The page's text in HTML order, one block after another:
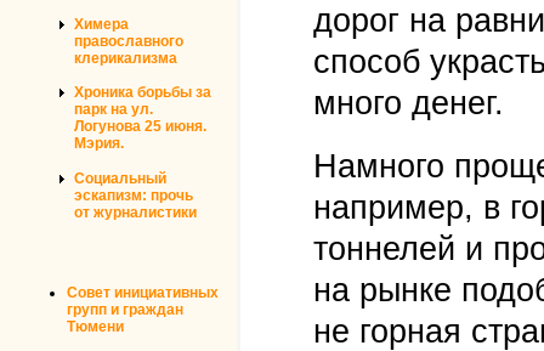
Химера
православного
клерикализма
Хроника борьбы за
парк на ул.
Логунова 25 июня.
Мэрия.
Социальный
эскапизм: прочь
от журналистики
Совет инициативных
групп и граждан
Тюмени
дорог на
способ
много денег.
Намного
например, в
тоннелей и
на рынке
не горная